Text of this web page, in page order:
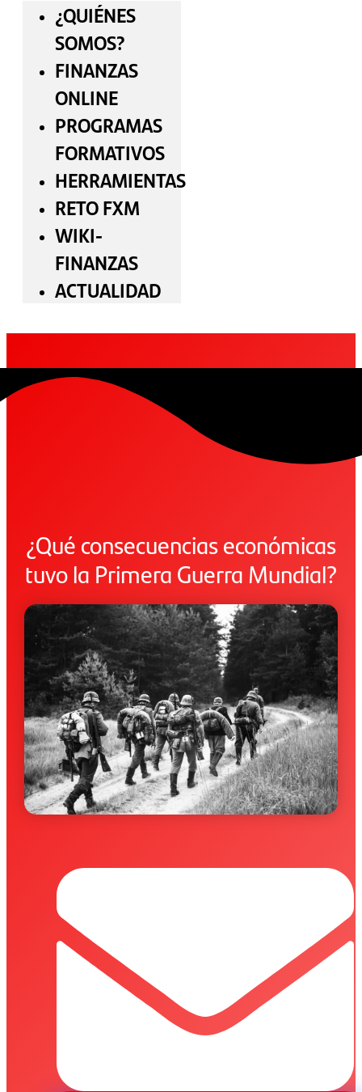
¿QUIÉNES
SOMOS?
FINANZAS
ONLINE
PROGRAMAS
FORMATIVOS
HERRAMIENTAS
RETO FXM
WIKI-
FINANZAS
ACTUALIDAD
¿Qué consecuencias económicas
tuvo la Primera Guerra Mundial?